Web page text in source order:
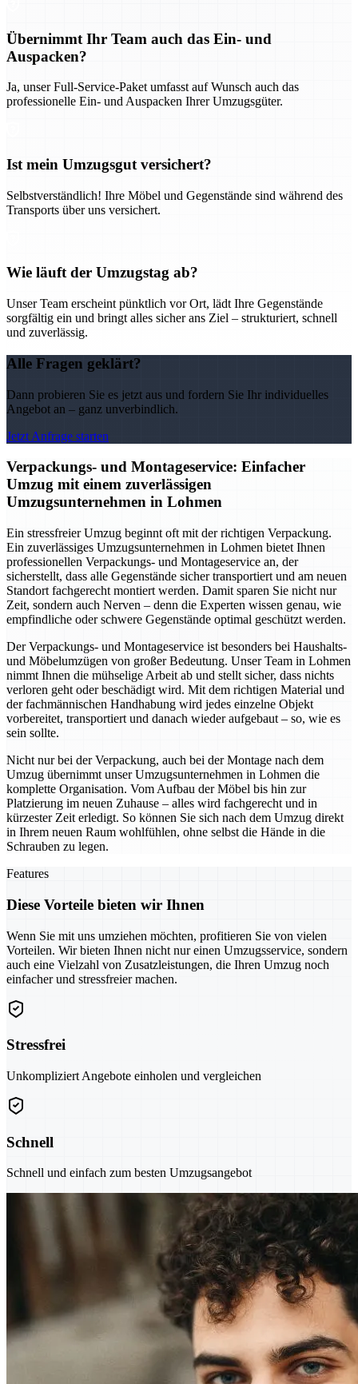
Übernimmt Ihr Team auch das Ein- und
Auspacken?
Ja, unser Full-Service-Paket umfasst auf Wunsch auch das
professionelle Ein- und Auspacken Ihrer Umzugsgüter.
Ist mein Umzugsgut versichert?
Selbstverständlich! Ihre Möbel und Gegenstände sind während des
Transports über uns versichert.
Wie läuft der Umzugstag ab?
Unser Team erscheint pünktlich vor Ort, lädt Ihre Gegenstände
sorgfältig ein und bringt alles sicher ans Ziel – strukturiert, schnell
und zuverlässig.
Alle Fragen geklärt?
Dann probieren Sie es jetzt aus und fordern Sie Ihr individuelles
Angebot an – ganz unverbindlich.
Jetzt Anfrage starten
Verpackungs- und Montageservice: Einfacher
Umzug mit einem zuverlässigen
Umzugsunternehmen in Lohmen
Ein stressfreier Umzug beginnt oft mit der richtigen Verpackung.
Ein zuverlässiges Umzugsunternehmen in Lohmen bietet Ihnen
professionellen Verpackungs- und Montageservice an, der
sicherstellt, dass alle Gegenstände sicher transportiert und am neuen
Standort fachgerecht montiert werden. Damit sparen Sie nicht nur
Zeit, sondern auch Nerven – denn die Experten wissen genau, wie
empfindliche oder schwere Gegenstände optimal geschützt werden.
Der Verpackungs- und Montageservice ist besonders bei Haushalts-
und Möbelumzügen von großer Bedeutung. Unser Team in Lohmen
nimmt Ihnen die mühselige Arbeit ab und stellt sicher, dass nichts
verloren geht oder beschädigt wird. Mit dem richtigen Material und
der fachmännischen Handhabung wird jedes einzelne Objekt
vorbereitet, transportiert und danach wieder aufgebaut – so, wie es
sein sollte.
Nicht nur bei der Verpackung, auch bei der Montage nach dem
Umzug übernimmt unser Umzugsunternehmen in Lohmen die
komplette Organisation. Vom Aufbau der Möbel bis hin zur
Platzierung im neuen Zuhause – alles wird fachgerecht und in
kürzester Zeit erledigt. So können Sie sich nach dem Umzug direkt
in Ihrem neuen Raum wohlfühlen, ohne selbst die Hände in die
Schrauben zu legen.
Features
Diese Vorteile bieten wir Ihnen
Wenn Sie mit uns umziehen möchten, profitieren Sie von vielen
Vorteilen. Wir bieten Ihnen nicht nur einen Umzugsservice, sondern
auch eine Vielzahl von Zusatzleistungen, die Ihren Umzug noch
einfacher und stressfreier machen.
Stressfrei
Unkompliziert Angebote einholen und vergleichen
Schnell
Schnell und einfach zum besten Umzugsangebot